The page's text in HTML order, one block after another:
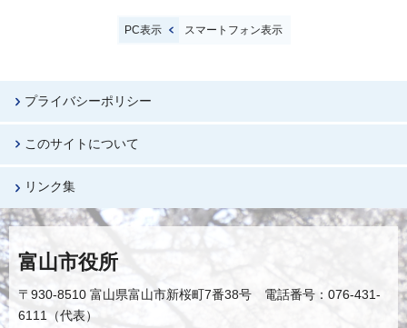
PC表示 スマートフォン表示
プライバシーポリシー
このサイトについて
リンク集
富山市役所
〒930-8510 富山県富山市新桜町7番38号 電話番号：076-431-
6111（代表）